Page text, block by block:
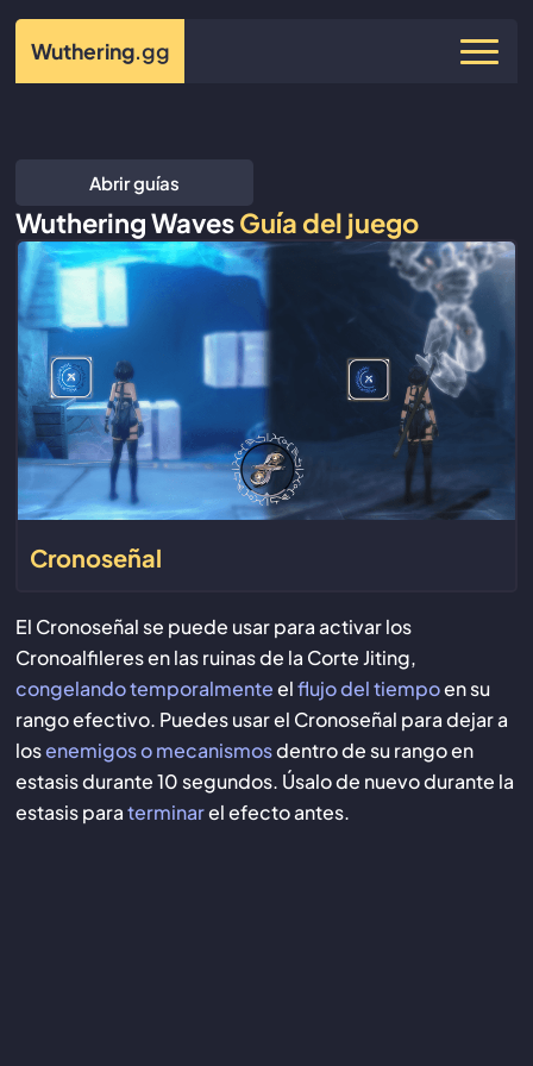
Wuthering.gg
Abrir guías
Wuthering WavesGuía del juego
Cronoseñal
El Cronoseñal se puede usar para activar los
Cronoalfileres en las ruinas de la Corte Jiting,
congelando temporalmenteelflujo del tiempoen su
rango efectivo. Puedes usar el Cronoseñal para dejar a
losenemigos o mecanismosdentro de su rango en
estasis durante 10 segundos. Úsalo de nuevo durante la
estasis paraterminarel efecto antes.